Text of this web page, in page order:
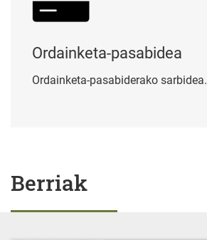
Ordainketa-pasabidea
Ordainketa-pasabiderako sarbidea.
Berriak